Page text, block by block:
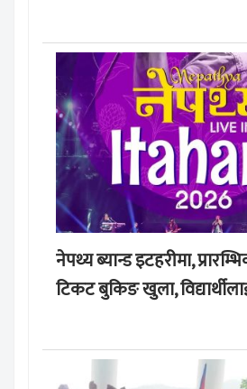
नेपथ्य ब्यान्ड इटहरीमा,
टिकट बुकिङ खुला,